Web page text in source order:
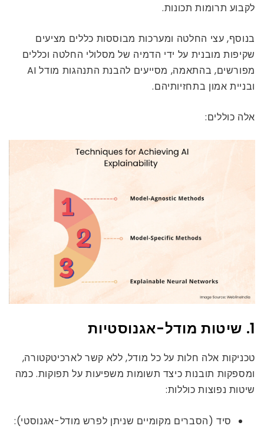
לקבוע תרומות תכונות.
בנוסף, עצי החלטה ומערכות מבוססות כללים מציעים
שקיפות מובנית על ידי הדמיה של מסלולי החלטה וכללים
מפורשים, בהתאמה, מסייעים להבנת התנהגות מודל AI
ובניית אמון בתחזיותיהם.
אלה כוללים:
1. שיטות מודל-אגנוסטיות
טכניקות אלה חלות על כל מודל, ללא קשר לארכיטקטורה,
ומספקות תובנות כיצד תשומות משפיעות על תפוקות. כמה
שיטות נפוצות כוללות:
סיד (הסברים מקומיים שניתן לפרש מודל-אגנוסטי):